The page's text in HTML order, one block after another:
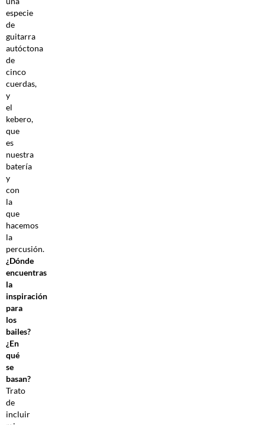
especie
de
guitarra
autóctona
de
cinco
cuerdas,
y
el
kebero,
que
es
nuestra
batería
y
con
la
que
hacemos
la
percusión.
¿Dónde
encuentras
la
inspiración
para
los
bailes?
¿En
qué
se
basan?
Trato
de
incluir